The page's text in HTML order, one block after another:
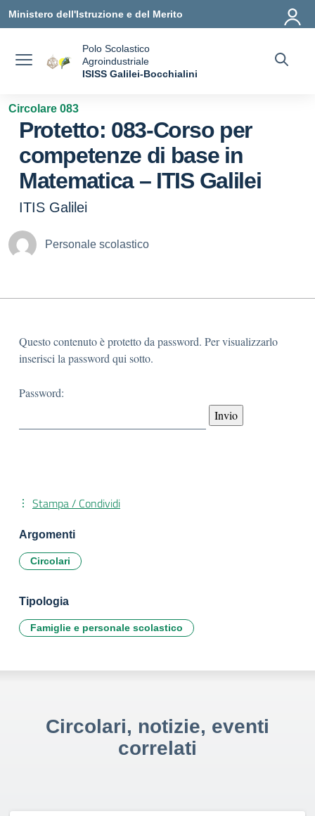
Vai ai contenuti
Vai al menu di navigazione
Vai al footer
Ministero dell'Istruzione e del Merito
Polo Scolastico
Agroindustriale
ISISS Galilei-Bocchialini
Circolare 083
Protetto: 083-Corso per
competenze di base in
Matematica – ITIS Galilei
ITIS Galilei
Personale scolastico
Questo contenuto è protetto da password. Per visualizzarlo
inserisci la password qui sotto.
Password:
Stampa / Condividi
Argomenti
Circolari
Tipologia
Famiglie e personale scolastico
Circolari, notizie, eventi
correlati